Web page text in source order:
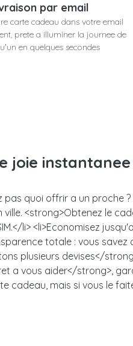
par email
carte cadeau dans votre email
prete a illuminer la journee de
en quelques secondes
joie
pas quoi offrir a un proche
ville. <strong>Obtenez le
li> <li>Economisez
totale : vous
plusieurs devises</
a vous aider</strong>,
cadeau, mais si vous le